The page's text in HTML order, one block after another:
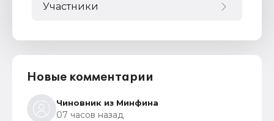
Участники
Новые комментарии
Чиновник из Минфина
07 часов назад